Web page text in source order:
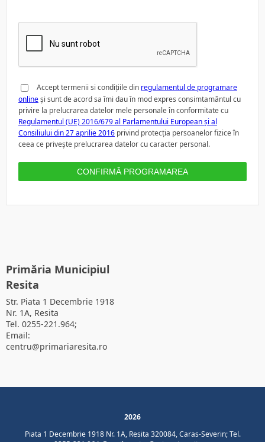
Accept termenii si condițiile din regulamentul de programare
onlineși sunt de acord sa îmi dau în mod expres consimtamântul cu
privire la prelucrarea datelor mele personale în conformitate cu
Regulamentul (UE) 2016/679 al Parlamentului European și al
Consiliului din 27 aprilie 2016 privind protecția persoanelor fizice în
ceea ce privește prelucrarea datelor cu caracter personal.
Primăria Municipiul
Resita
Str. Piata 1 Decembrie 1918
Nr. 1A, Resita
Tel. 0255-221.964;
Email:
centru@primariaresita.ro
2026
Piata 1 Decembrie 1918 Nr. 1A, Resita 320084, Caras-Severin; Tel.